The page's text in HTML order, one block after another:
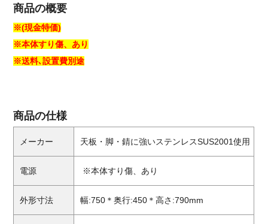
商品の概要
※(現金特価)
※本体すり傷、あり
※送料､設置費別途
商品の仕様
メーカー 天板・脚・錆に強いステンレスSUS2001使用
電源 ※本体すり傷、あり
外形寸法 幅:750＊奥行:450＊高さ:790mm